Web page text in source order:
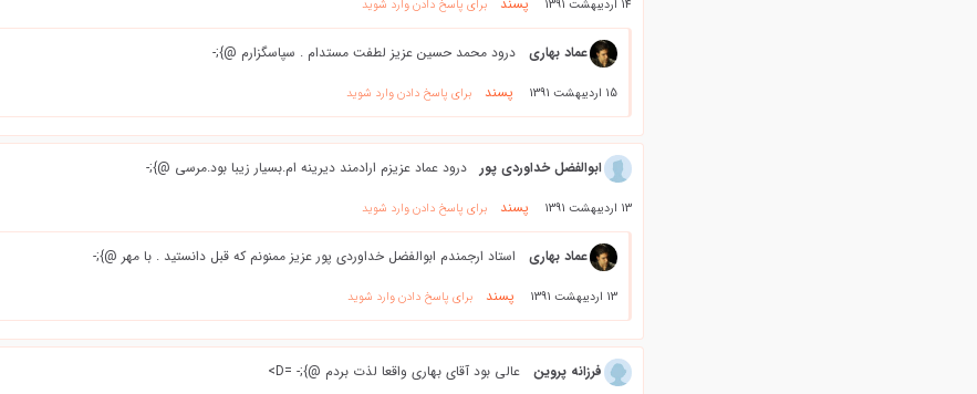
14 اردیبهشت 1391 برای پاسخ دادن وارد شوید
عماد بهاری درود محمد حسین عزیز لطفت مستدام . سپاسگزارم @};-
15 اردیبهشت 1391 پسند برای پاسخ دادن وارد شوید
ابوالفضل خداوردی پور درود عماد عزیزم ارادمند دیرینه ام.بسیار زیبا بود.مرسی @};-
13 اردیبهشت 1391 پسند برای پاسخ دادن وارد شوید
عماد بهاری استاد ارجمندم ابوالفضل خداوردی پور عزیز ممنونم که قبل دانستید . با مهر @};-
13 اردیبهشت 1391 پسند برای پاسخ دادن وارد شوید
فرزانه پروین عالی بود آقای بهاری واقعا لذت بردم @};- =D>